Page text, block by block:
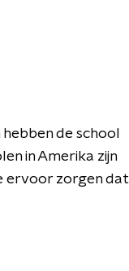
de school
in Amerika zijn
ervoor zorgen dat